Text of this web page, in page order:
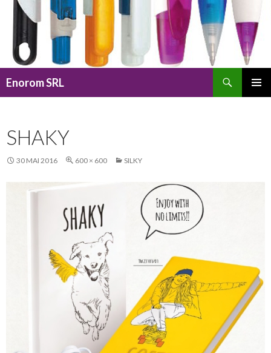
Enorom SRL
SHAKY
30 MAI 2016 600 × 600 SILKY